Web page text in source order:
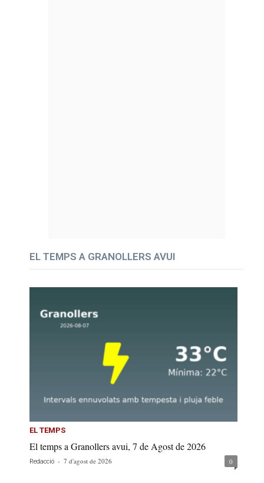
EL TEMPS A GRANOLLERS AVUI
EL TEMPS
El temps a Granollers avui, 7 de Agost de 2026
Redacció - 7 d'agost de 2026 0